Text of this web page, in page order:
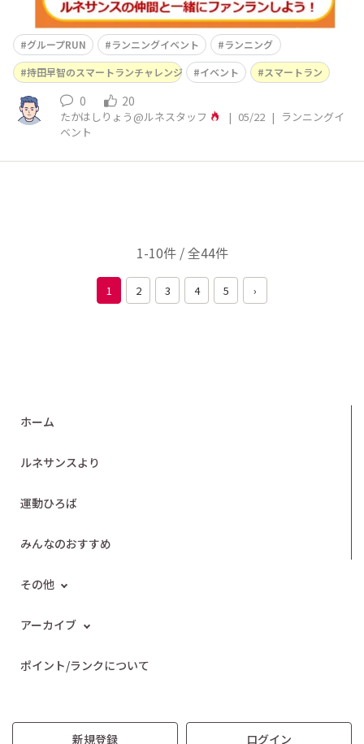
グループRUN ランニングイベント
ランニング
持田早智のスマートランチャレンジ
イベント スマートラン
0 20
たかはしりょう@ルネスタッフ | 05/22 | ランニングイ
ベント
1-10件 / 全44件
1 2 3 4 5 ›
ホーム
ルネサンスより
運動ひろば
みんなのおすすめ
その他
アーカイブ
ポイント/ランクについて
新規登録 ログイン